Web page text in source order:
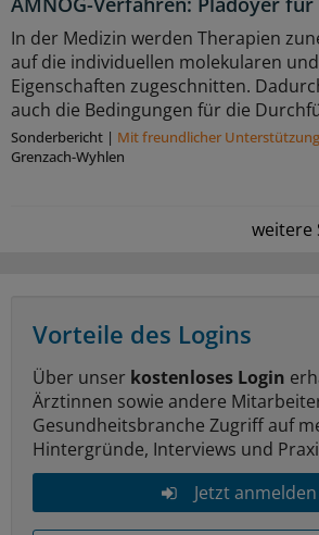
In der Medizin werden Therapien
auf die individuellen molekularen
Eigenschaften zugeschnitten.
auch die Bedingungen für die
Sonderbericht | Mit freundlicher
Grenzach-Wyhlen
weitere
Vorteile des Logins
Über unser kostenloses Login
Ärztinnen sowie andere
Gesundheitsbranche Zugriff auf
Hintergründe, Interviews und
Jetzt anmelden